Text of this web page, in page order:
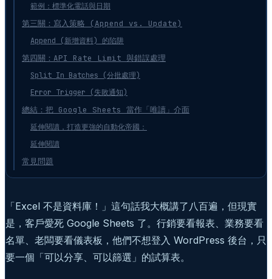
範例：標準化電話與日期
第三關：寫入策略 (Append vs. Update)
Append (新增資料) 的陷阱
第四關：API Rate Limit 與錯誤處理
Split In Batches (分批處理)
Error Trigger (失敗通知)
總結：把 Google Sheets 當作「唯讀」介面
延伸閱讀，打造更強的自動化帝國：
延伸閱讀
常見問題
「Excel 不是資料庫！」這句話我大概講了八百遍，但現實
是，客戶愛死 Google Sheets 了。行銷要看報表、業務要看
名單、老闆要看儀表板，他們不想登入 WordPress 後台，只
要一個「可以分享、可以篩選」的試算表。